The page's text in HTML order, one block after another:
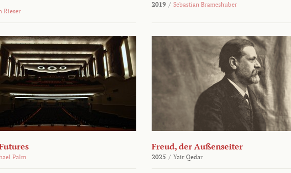
Rieser
2019 / Sebastian Brameshuber
Palm
Freud, der Außenseiter
2025 / Yair Qedar